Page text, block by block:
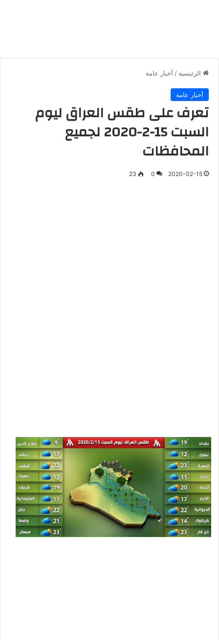
الرئيسية / أخبار عامة
أخبار عامة
تعرف على طقس العراق ليوم
السبت 15-2-2020 لجميع
المحافظات
2020-02-15
0
23